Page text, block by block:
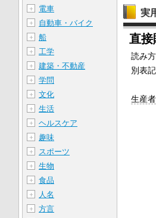
実
直接
読み方
別表記
生産者
＋ 電車
＋ 自動車・バイク
＋ 船
＋ 工学
＋ 建築・不動産
＋ 学問
＋ 文化
＋ 生活
＋ ヘルスケア
＋ 趣味
＋ スポーツ
＋ 生物
＋ 食品
＋ 人名
＋ 方言